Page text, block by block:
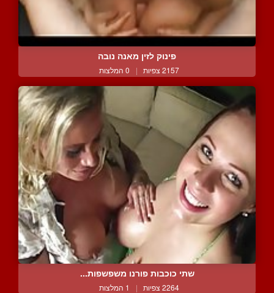
פינוק לזין מאנה נובה
2157 צפיות | 0 המלצות
שתי כוכבות פורנו משפשפות...
2264 צפיות | 1 המלצות